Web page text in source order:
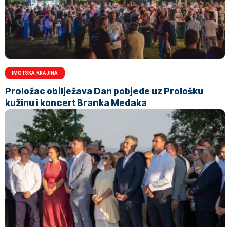
IMOTSKA KRAJINA
Proložac obilježava Dan pobjede uz Prološku
kužinu i koncert Branka Medaka